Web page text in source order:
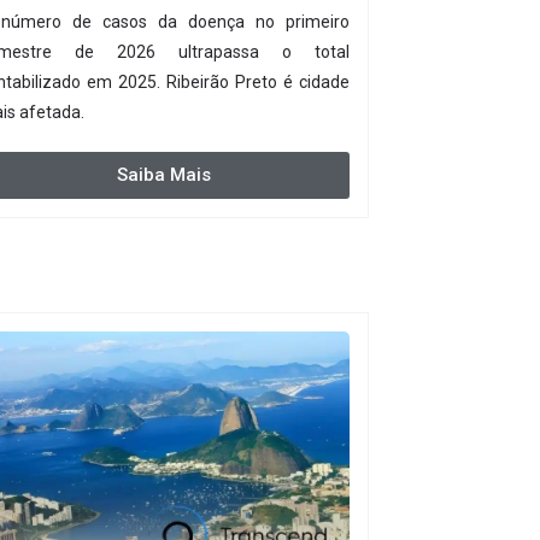
de casos da doença no primeiro
de 2026 ultrapassa o total
em 2025. Ribeirão Preto é cidade
afetada.
Saiba Mais